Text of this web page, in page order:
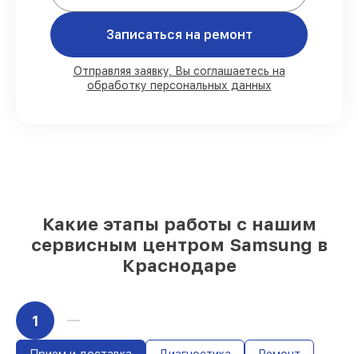
Мы гарантируем:
80%работ под контролем клиента
90%комплектующих для пылесосов
имеются в наличии или доступны для
Записаться на ремонт
Отправляя заявку, Вы соглашаетесь на
обработку персональных данных
Какие этапы работы с нашим
сервисным центром Samsung в
Краснодаре
1